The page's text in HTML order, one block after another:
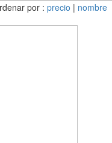
por : precio | nombre